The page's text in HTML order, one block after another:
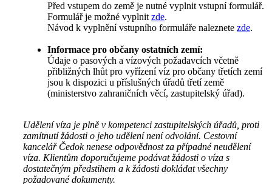
Před vstupem do země je nutné vyplnit vstupní formulář.
Formulář je možné vyplnit zde.
Návod k vyplnění vstupního formuláře naleznete zde.
Informace pro občany ostatních zemí:
Údaje o pasových a vízových požadavcích včetně
přibližných lhůt pro vyřízení víz pro občany třetích zemí
jsou k dispozici u příslušných úřadů třetí země
(ministerstvo zahraničních věcí, zastupitelský úřad).
Udělení víza je plně v kompetenci zastupitelských úřadů, proti
zamítnutí žádosti o jeho udělení není odvolání. Cestovní
kancelář Čedok nenese odpovědnost za případné neudělení
víza. Klientům doporučujeme podávat žádosti o víza s
dostatečným předstihem a k žádosti dokládat všechny
požadované dokumenty.